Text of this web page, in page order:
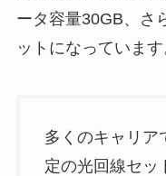
ータ容量30GB、さ
ットになっています
多くのキャリア
定の光回線セッ